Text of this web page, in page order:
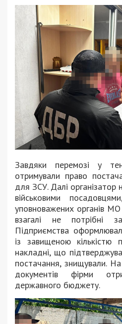
Завдяки перемозі у
отримували право
для ЗСУ. Далі організатор
військовими
уповноважених органів
взагалі не потрібні
Підприємства
із завищеною кількістю
накладні, що
постачання, знищували.
документів фірми
державного бюджету.